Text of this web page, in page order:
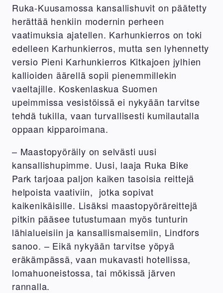
Ruka-Kuusamossa kansallishuvit on päätetty
herättää henkiin modernin perheen
vaatimuksia ajatellen. Karhunkierros on toki
edelleen Karhunkierros, mutta sen lyhennetty
versio Pieni Karhunkierros Kitkajoen jylhien
kallioiden äärellä sopii pienemmillekin
vaeltajille. Koskenlaskua Suomen
upeimmissa vesistöissä ei nykyään tarvitse
tehdä tukilla, vaan turvallisesti kumilautalla
oppaan kipparoimana.
– Maastopyöräily on selvästi uusi
kansallishupimme. Uusi, laaja Ruka Bike
Park tarjoaa paljon kaiken tasoisia reittejä
helpoista vaativiin, jotka sopivat
kaikenikäisille. Lisäksi maastopyöräreittejä
pitkin pääsee tutustumaan myös tunturin
lähialueisiin ja kansallismaisemiin, Lindfors
sanoo. – Eikä nykyään tarvitse yöpyä
eräkämpässä, vaan mukavasti hotellissa,
lomahuoneistossa, tai mökissä järven
rannalla.